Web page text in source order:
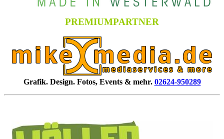
PREMIUMPARTNER
Grafik. Design. Fotos, Events & mehr. 02624-950289